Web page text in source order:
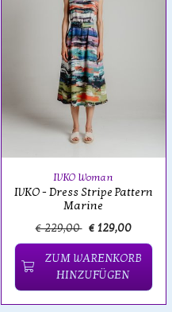
IVKO Woman
IVKO - Dress Stripe Pattern
Marine
€ 229,00 € 129,00
ZUM WARENKORB
HINZUFÜGEN